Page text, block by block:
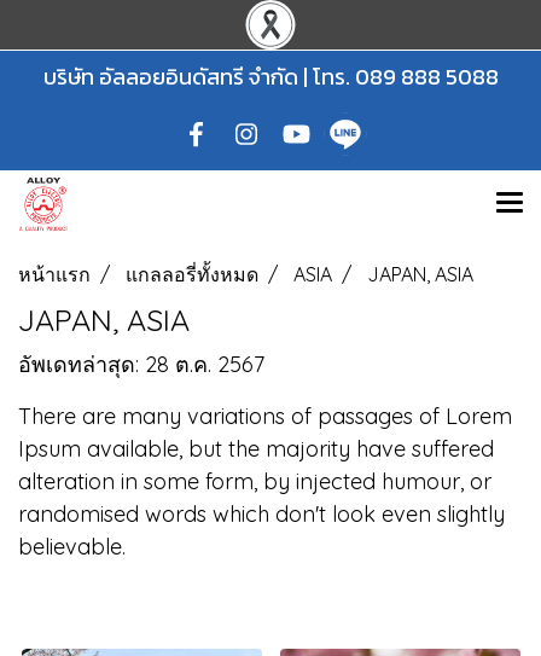
บริษัท อัลลอยอินดัสทรี จำกัด | โทร. 089 888 5088
หน้าแรก แกลลอรี่ทั้งหมด ASIA JAPAN, ASIA
JAPAN, ASIA
อัพเดทล่าสุด: 28 ต.ค. 2567
There are many variations of passages of Lorem
Ipsum available, but the majority have suffered
alteration in some form, by injected humour, or
randomised words which don't look even slightly
believable.